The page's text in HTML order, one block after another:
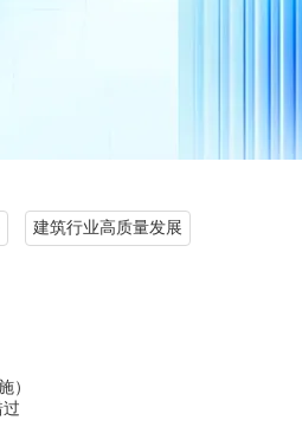
建筑行业高质量发展
）